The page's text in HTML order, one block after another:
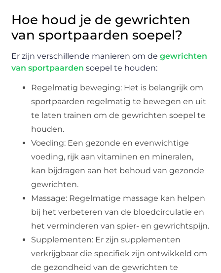
Hoe houd je de gewrichten
van sportpaarden soepel?
Er zijn verschillende manieren om degewrichten
van sportpaarden soepel te houden:
Regelmatig beweging: Het is belangrijk om
sportpaarden regelmatig te bewegen en uit
te laten trainen om de gewrichten soepel te
houden.
Voeding: Een gezonde en evenwichtige
voeding, rijk aan vitaminen en mineralen,
kan bijdragen aan het behoud van gezonde
gewrichten.
Massage: Regelmatige massage kan helpen
bij het verbeteren van de bloedcirculatie en
het verminderen van spier- en gewrichtspijn.
Supplementen: Er zijn supplementen
verkrijgbaar die specifiek zijn ontwikkeld om
de gezondheid van de gewrichten te